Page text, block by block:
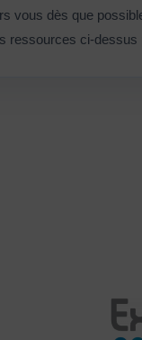
vous dès que
ressources ci-dessus